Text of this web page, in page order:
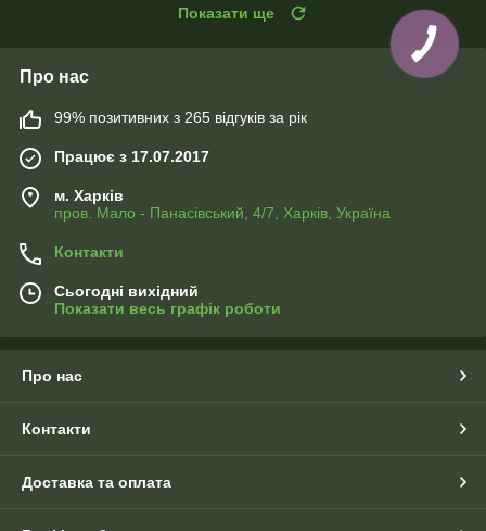
Показати ще
Про нас
99% позитивних з 265 відгуків за рік
Працює з 17.07.2017
м. Харків
пров. Мало - Панасівський, 4/7, Харків, Україна
Контакти
Сьогодні вихідний
Показати весь графік роботи
Про нас
Контакти
Доставка та оплата